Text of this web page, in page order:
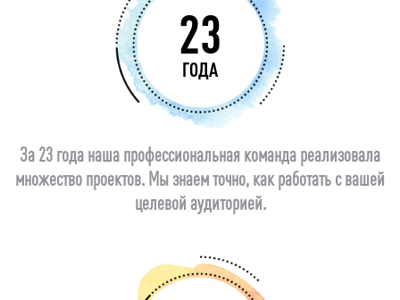
23
ГОДА
За 23 года наша профессиональная команда реализовала
множество проектов. Мы знаем точно, как работать с вашей
целевой аудиторией.